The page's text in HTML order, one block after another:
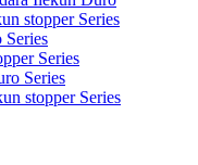
stopper Series
Series
Series
stopper Series